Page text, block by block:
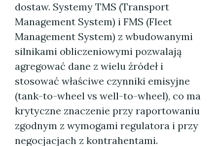
dostaw. Systemy TMS (Transport
Management System) i FMS (Fleet
Management System) z wbudowanymi
silnikami obliczeniowymi pozwalają
agregować dane z wielu źródeł i
stosować właściwe czynniki emisyjne
(tank-to-wheel vs well-to-wheel), co ma
krytyczne znaczenie przy raportowaniu
zgodnym z wymogami regulatora i przy
negocjacjach z kontrahentami.